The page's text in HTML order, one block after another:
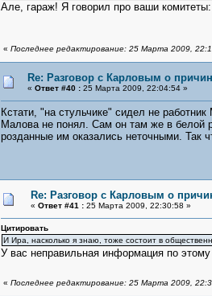
Але, гараж! Я говорил про ваши
« Последнее редактирование: 25 Марта 2009,
Re: Разговор с Карловым о
« Ответ #40 :25 Марта 2009, 22:04:54 »
Кстати, "на стульчике" сидел не
Малова не понял. Сам он там же в белой
розданные им оказались неточными. Так
Re: Разговор с Карловым о
« Ответ #41 :25 Марта 2009, 22:30:58 »
Цитировать
И Ира, насколько я знаю, тоже состоит в
У вас неправильная информация по этому
« Последнее редактирование: 25 Марта 2009,